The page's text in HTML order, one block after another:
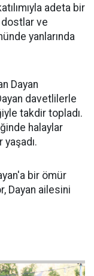
adeta bir
dostlar ve
yanlarında
Dayan
davetlilerle
takdir topladı.
halaylar
bir ömür
Dayan ailesini